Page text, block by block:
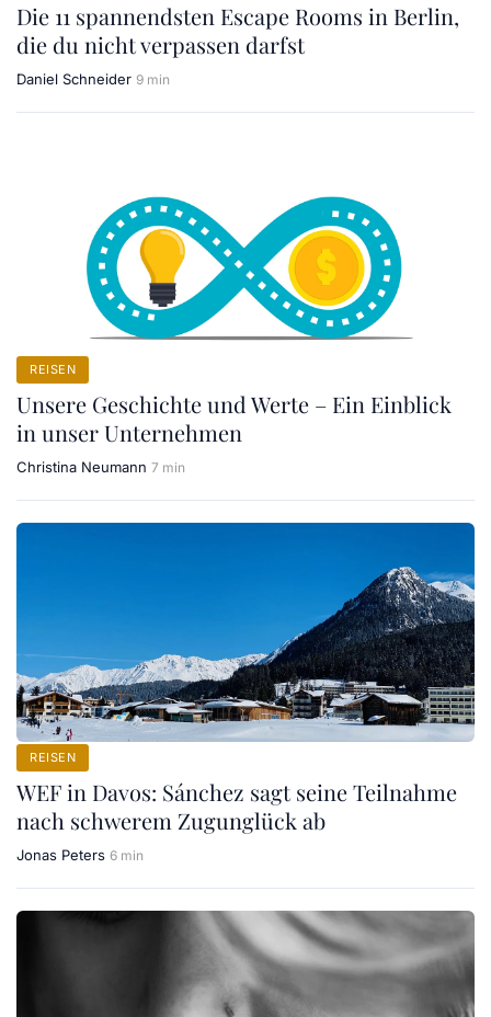
Die 11 spannendsten Escape Rooms in Berlin,
die du nicht verpassen darfst
Daniel Schneider 9 min
REISEN
Unsere Geschichte und Werte – Ein Einblick
in unser Unternehmen
Christina Neumann 7 min
REISEN
WEF in Davos: Sánchez sagt seine Teilnahme
nach schwerem Zugunglück ab
Jonas Peters 6 min